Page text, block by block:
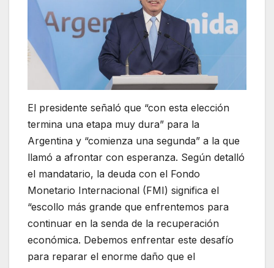
El presidente señaló que “con esta elección
termina una etapa muy dura” para la
Argentina y “comienza una segunda” a la que
llamó a afrontar con esperanza. Según detalló
el mandatario, la deuda con el Fondo
Monetario Internacional (FMI) significa el
“escollo más grande que enfrentemos para
continuar en la senda de la recuperación
económica. Debemos enfrentar este desafío
para reparar el enorme daño que el